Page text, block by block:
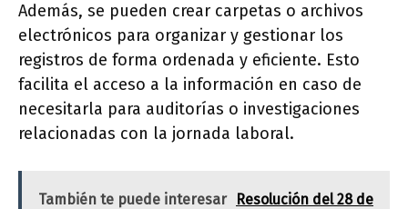
Además, se pueden crear carpetas o archivos
electrónicos para organizar y gestionar los
registros de forma ordenada y eficiente. Esto
facilita el acceso a la información en caso de
necesitarla para auditorías o investigaciones
relacionadas con la jornada laboral.
También te puede interesar
Resolución del 28 de